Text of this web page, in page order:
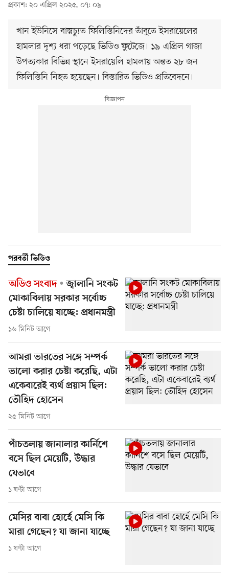
প্রকাশ: ২০ এপ্রিল ২০২৫, ০৭: ০৯
খান ইউনিসে বাস্তুচ্যুত ফিলিস্তিনিদের তাঁবুতে ইসরায়েলের
হামলার দৃশ্য ধরা পড়েছে ভিডিও ফুটেজে। ১৯ এপ্রিল গাজা
উপত্যকার বিভিন্ন স্থানে ইসরায়েলি হামলায় অন্তত ২৮ জন
ফিলিস্তিনি নিহত হয়েছেন। বিস্তারিত ভিডিও প্রতিবেদনে।
পরবর্তী ভিডিও
অডিও সংবাদ
জ্বালানি সংকট
মোকাবিলায় সরকার সর্বোচ্চ
চেষ্টা চালিয়ে যাচ্ছে: প্রধানমন্ত্রী
১৬ মিনিট আগে
আমরা ভারতের সঙ্গে সম্পর্ক
ভালো করার চেষ্টা করেছি, এটা
একেবারেই ব্যর্থ প্রয়াস ছিল:
তৌহিদ হোসেন
২৫ মিনিট আগে
পাঁচতলায় জানালার কার্নিশে
বসে ছিল মেয়েটি, উদ্ধার
যেভাবে
১ ঘণ্টা আগে
মেসির বাবা হোর্হে মেসি কি
মারা গেছেন? যা জানা যাচ্ছে
১ ঘণ্টা আগে